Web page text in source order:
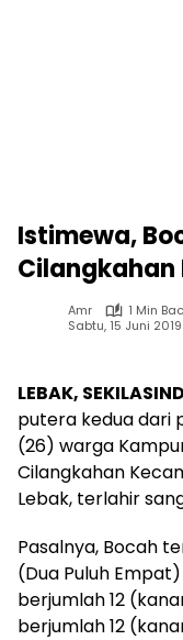
Istimewa,
Cilangkahan
Amr
1 Min
Sabtu, 15 Juni 2019
LEBAK,
putera kedua dari
(26) warga
Cilangkahan
Lebak, terlahir
Pasalnya, Bocah
(Dua Puluh
berjumlah 12
berjumlah 12